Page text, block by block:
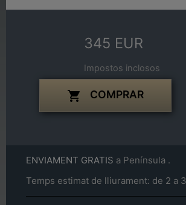
345 EUR
Impostos inclosos
 COMPRAR
ENVIAMENT GRATIS a Península .
Temps estimat de lliurament: de 2 a